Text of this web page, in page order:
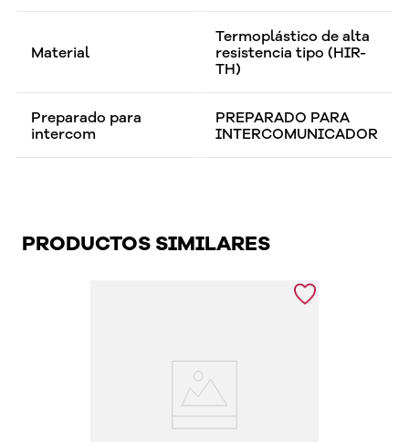
Material
Termoplástico de alta
resistencia tipo (HIR-
TH)
Preparado para
intercom
PREPARADO PARA
INTERCOMUNICADOR
PRODUCTOS SIMILARES